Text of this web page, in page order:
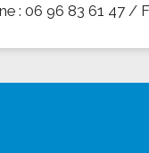
: 06 96 83 61 47 /